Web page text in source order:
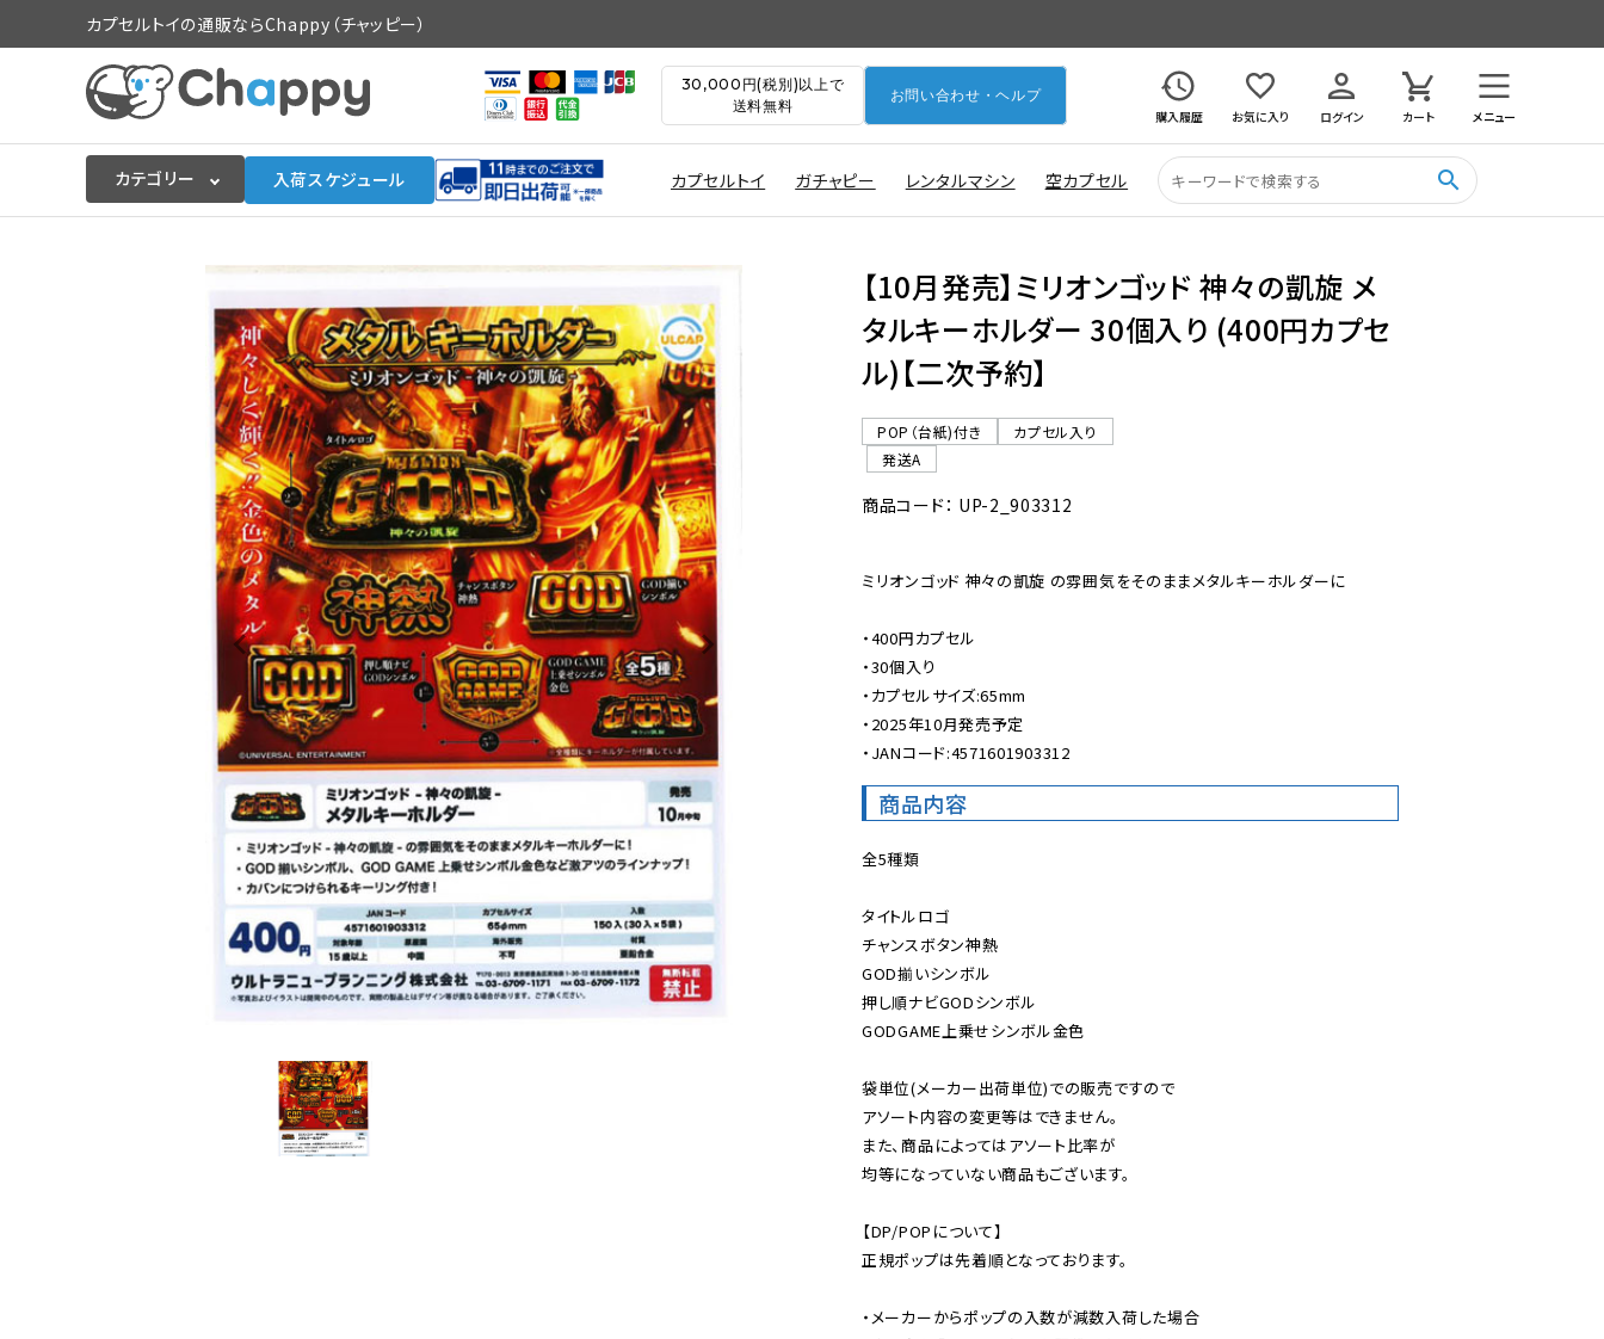
カプセルトイの通販ならChappy（チャッピー）
30,000円(税別)以上で
送料無料
お問い合わせ・ヘルプ
購入履歴
お気に入り ログイン カート メニュー
カテゴリー 入荷スケジュール カプセルトイ ガチャピー レンタルマシン 空カプセル search
入荷スケジュールをチェック
カプセルトイマシン本体
販促用空カプセル
よくあるご質問
ご利用ガイド
06-6282-7659
【10月発売】ミリオンゴッド 神々の凱旋 メ
タルキーホルダー 30個入り (400円カプセ
ル)【二次予約】
POP（台紙)付き
カプセル入り
発送A
商品コード： UP-2_903312
ミリオンゴッド 神々の凱旋 の雰囲気をそのままメタルキーホルダーに
・400円カプセル
・30個入り
・カプセルサイズ:65mm
・2025年10月発売予定
・JANコード:4571601903312
商品内容
全5種類
タイトルロゴ
チャンスボタン神熱
GOD揃いシンボル
押し順ナビGODシンボル
GODGAME上乗せシンボル金色
袋単位(メーカー出荷単位)での販売ですので
アソート内容の変更等はできません。
また、商品によってはアソート比率が
均等になっていない商品もございます。
【DP/POPについて】
正規ポップは先着順となっております。
・メーカーからポップの入数が減数入荷した場合